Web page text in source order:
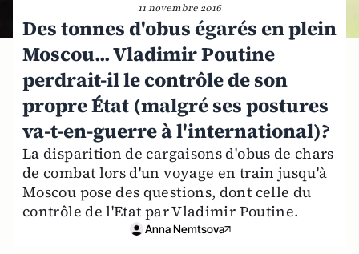
11 novembre 2016
Des tonnes d'obus égarés en plein
Moscou... Vladimir Poutine
perdrait-il le contrôle de son
propre État (malgré ses postures
va-t-en-guerre à l'international)?
La disparition de cargaisons d'obus de chars
de combat lors d'un voyage en train jusqu'à
Moscou pose des questions, dont celle du
contrôle de l'Etat par Vladimir Poutine.
Anna Nemtsova